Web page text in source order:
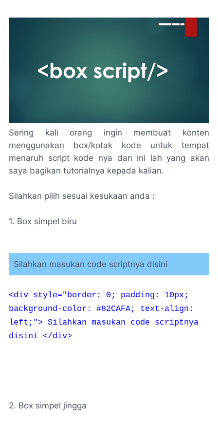
Sering kali orang ingin membuat konten
menggunakan box/kotak kode untuk tempat
menaruh script kode nya dan ini lah yang akan
saya bagikan tutorialnya kepada kalian.
Silahkan pilih sesuai kesukaan anda :
1. Box simpel biru
Silahkan masukan code scriptnya disini
<div style="border: 0; padding: 10px;
background-color: #82CAFA; text-align:
left;"> Silahkan masukan code scriptnya
disini </div>
2. Box simpel jingga